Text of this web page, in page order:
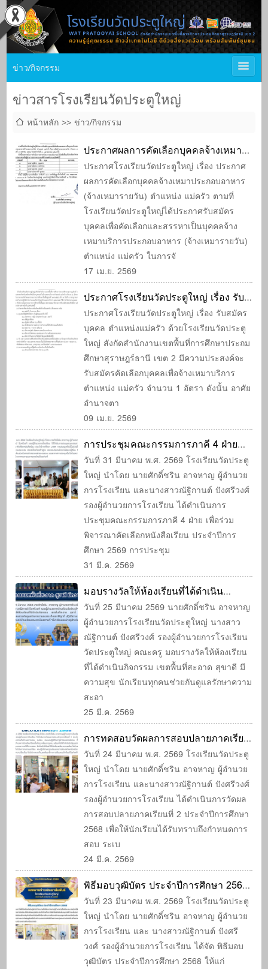
ข่าว/กิจกรรม
ข่าวสารโรงเรียนวัดประตูใหญ่
หน้าหลัก ข่าว/กิจกรรม
ประกาศผลการคัดเลือกบุคคลจ้างเหมา
ประกอบอาหาร (จ้างเหมารายวัน)
ตำแหน่ง แม่ครัว
ประกาศโรงเรียนวัดประตูใหญ่ เรื่อง ประกาศ
ผลการคัดเลือกบุคคลจ้างเหมาประกอบอาหาร
(จ้างเหมารายวัน) ตำแหน่ง แม่ครัว ตามที่
โรงเรียนวัดประตูใหญ่ได้ประกาศรับสมัคร
บุคคลเพื่อคัดเลือกและสรรหาเป็นบุคคลจ้าง
เหมาบริการประกอบอาหาร (จ้างเหมารายวัน)
ตำแหน่ง แม่ครัว ในการจั
17 เม.ย. 2569
ประกาศโรงเรียนวัดประตูใหญ่ เรื่อง รับ
สมัครบุคคล ตำแหน่งแม่ครัว
ประกาศโรงเรียนวัดประตูใหญ่ เรื่อง รับสมัคร
บุคคล ตำแหน่งแม่ครัว ด้วยโรงเรียนวัดประตู
ใหญ่ สังกัดสำนักงานเขตพื้นที่การศึกษาประถม
ศึกษาสุราษฎร์ธานี เขต 2 มีความประสงค์จะ
รับสมัครคัดเลือกบุคคลเพื่อจ้างเหมาบริการ
ตำแหน่ง แม่ครัว จำนวน 1 อัตรา ดังนั้น อาศัย
อำนาจตา
09 เม.ย. 2569
การประชุมคณะกรรมการภาคี 4 ฝ่าย
เพื่อร่วมพิจารณาคัดเลือกหนังสือเรียน
ประจำปีการศึกษา 2569
วันที่ 31 มีนาคม พ.ศ. 2569 โรงเรียนวัดประตู
ใหญ่ นำโดย นายศักดิ์ชริน อาจหาญ ผู้อำนวย
การโรงเรียน และนางสาวณัฐิกานต์ ปังศรีวงศ์
รองผู้อำนวยการโรงเรียน ได้ดำเนินการ
ประชุมคณะกรรมการภาคี 4 ฝ่าย เพื่อร่วม
พิจารณาคัดเลือกหนังสือเรียน ประจำปีการ
ศึกษา 2569 การประชุม
31 มี.ค. 2569
มอบรางวัลให้ห้องเรียนที่ได้ดำเนิน
กิจกรรม เขตพื้นที่สะอาด สุขาดี มีความ
สุข
วันที่ 25 มีนาคม 2569 นายศักดิ์ชริน อาจหาญ
ผู้อำนวยการโรงเรียนวัดประตูใหญ่ นางสาว
ณัฐิกานต์ ปังศรีวงศ์ รองผู้อำนวยการโรงเรียน
วัดประตูใหญ่ คณะครู มอบรางวัลให้ห้องเรียน
ที่ได้ดำเนินกิจกรรม เขตพื้นที่สะอาด สุขาดี มี
ความสุข นักเรียนทุกคนช่วยกันดูแลรักษาความ
สะอา
25 มี.ค. 2569
การทดสอบวัดผลการสอบปลายภาคเรียน
ที่ 2 ประจำปีการศึกษา 2568
วันที่ 24 มีนาคม พ.ศ. 2569 โรงเรียนวัดประตู
ใหญ่ นำโดย นายศักดิ์ชริน อาจหาญ ผู้อำนวย
การโรงเรียน และนางสาวณัฐิกานต์ ปังศรีวงศ์
รองผู้อำนวยการโรงเรียน ได้ดำเนินการวัดผล
การสอบปลายภาคเรียนที่ 2 ประจำปีการศึกษา
2568 เพื่อให้นักเรียนได้รับทราบถึงกำหนดการ
สอบ ระเบ
24 มี.ค. 2569
พิธีมอบวุฒิบัตร ประจำปีการศึกษา 2568
ให้แก่นักเรียนชั้นอนุบาลปีที่ 3 และชั้น
ประถมศึกษาปีที่ 6
วันที่ 23 มีนาคม พ.ศ. 2569 โรงเรียนวัดประตู
ใหญ่ นำโดย นายศักดิ์ชริน อาจหาญ ผู้อำนวย
การโรงเรียน และ นางสาวณัฐิกานต์ ปังศรี
วงศ์ รองผู้อำนวยการโรงเรียน ได้จัด พิธีมอบ
วุฒิบัตร ประจำปีการศึกษา 2568 ให้แก่